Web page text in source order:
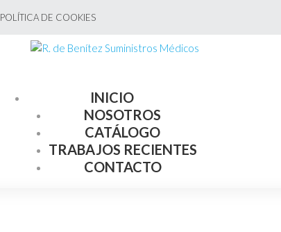
POLÍTICA DE COOKIES
INICIO
NOSOTROS
CATÁLOGO
TRABAJOS RECIENTES
CONTACTO